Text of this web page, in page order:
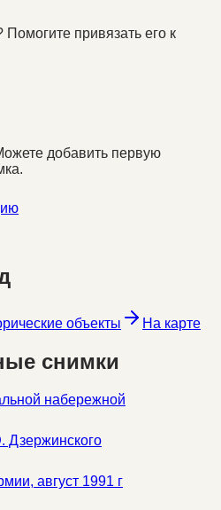
привязать его к
добавить первую
объекты На карте
снимки
набережной
август 1991 г